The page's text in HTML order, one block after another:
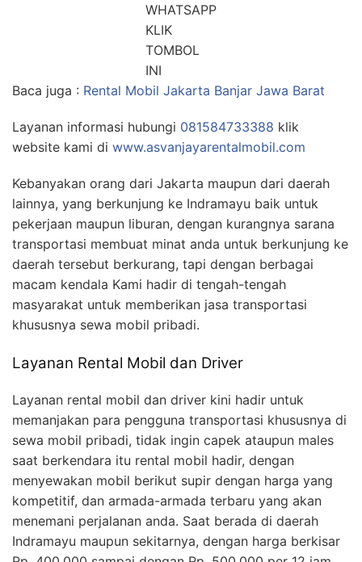
WHATSAPP
KLIK
TOMBOL
INI
Baca juga : Rental Mobil Jakarta Banjar Jawa Barat
Layanan informasi hubungi 081584733388 klik
website kami di www.asvanjayarentalmobil.com
Kebanyakan orang dari Jakarta maupun dari daerah
lainnya, yang berkunjung ke Indramayu baik untuk
pekerjaan maupun liburan, dengan kurangnya sarana
transportasi membuat minat anda untuk berkunjung ke
daerah tersebut berkurang, tapi dengan berbagai
macam kendala Kami hadir di tengah-tengah
masyarakat untuk memberikan jasa transportasi
khususnya sewa mobil pribadi.
Layanan Rental Mobil dan Driver
Layanan rental mobil dan driver kini hadir untuk
memanjakan para pengguna transportasi khususnya di
sewa mobil pribadi, tidak ingin capek ataupun males
saat berkendara itu rental mobil hadir, dengan
menyewakan mobil berikut supir dengan harga yang
kompetitif, dan armada-armada terbaru yang akan
menemani perjalanan anda. Saat berada di daerah
Indramayu maupun sekitarnya, dengan harga berkisar